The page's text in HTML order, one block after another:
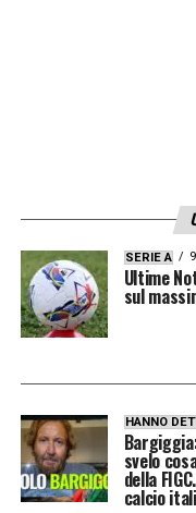
SERIE A
Ultime
sul
HANNO
svelo
della
calcio